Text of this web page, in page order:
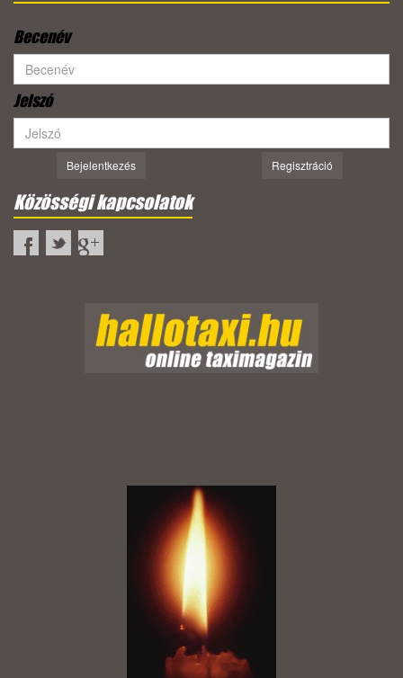
Becenév
Jelszó
Bejelentkezés Regisztráció
Közösségi kapcsolatok